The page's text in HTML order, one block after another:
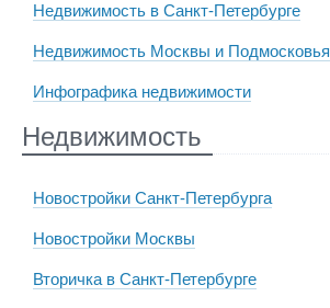
Недвижимость в Санкт-Петербурге
Недвижимость Москвы и Подмосковья
Инфографика недвижимости
Недвижимость
Новостройки Санкт-Петербурга
Новостройки Москвы
Вторичка в Санкт-Петербурге